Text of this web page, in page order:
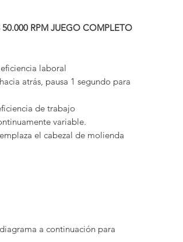
RPM JUEGO COMPLETO
laboral
atrás, pausa 1 segundo para
de trabajo
variable.
el cabezal de molienda
a continuación para